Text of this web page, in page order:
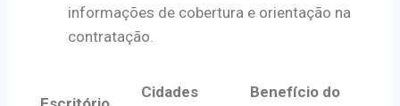
informações de cobertura e orientação na
contratação.
Cidades
Benefício do